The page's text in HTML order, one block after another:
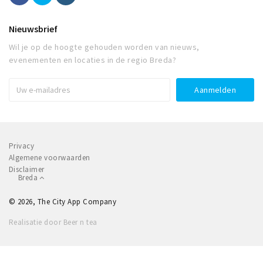
Nieuwsbrief
Wil je op de hoogte gehouden worden van nieuws,
evenementen en locaties in de regio Breda?
Privacy
Algemene voorwaarden
Disclaimer
Breda
© 2026, The City App Company
Realisatie door Beer n tea